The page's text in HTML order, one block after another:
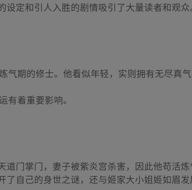
设定和引人入胜的剧情吸引了大量读者和观
气期的修士。他看似年轻，实则拥有无尽真
着重要影响。
门掌门，妻子被紫炎宫杀害，因此他苟活
自己的身世之谜，还与姬家大小姐姬如眉发